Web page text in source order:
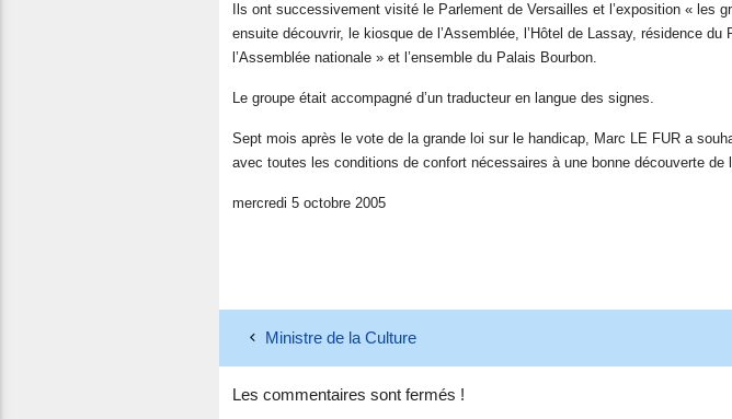
Ils ont successivement visité le Parlement de Versailles et l’exposition «
ensuite découvrir, le kiosque de l’Assemblée, l’Hôtel de Lassay, résidence
l’Assemblée nationale » et l’ensemble du Palais Bourbon.
Le groupe était accompagné d’un traducteur en langue des signes.
Sept mois après le vote de la grande loi sur le handicap, Marc LE FUR a
avec toutes les conditions de confort nécessaires à une bonne découverte de
mercredi 5 octobre 2005
Ministre de la Culture
Les commentaires sont fermés !